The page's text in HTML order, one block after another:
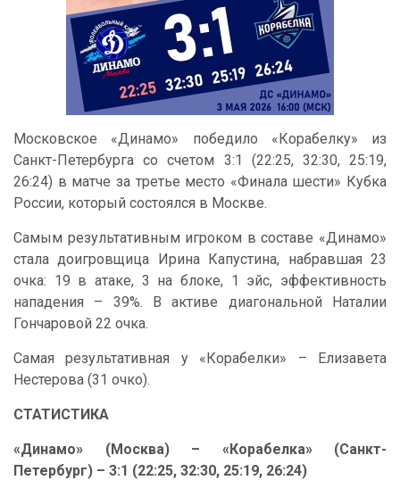
Московское «Динамо» победило «Корабелку» из
Санкт-Петербурга со счетом 3:1 (22:25, 32:30, 25:19,
26:24) в матче за третье место «Финала шести» Кубка
России, который состоялся в Москве.
Самым результативным игроком в составе «Динамо»
стала доигровщица Ирина Капустина, набравшая 23
очка: 19 в атаке, 3 на блоке, 1 эйс, эффективность
нападения – 39%. В активе диагональной Наталии
Гончаровой 22 очка.
Самая результативная у «Корабелки» – Елизавета
Нестерова (31 очко).
СТАТИСТИКА
«Динамо» (Москва) – «Корабелка» (Санкт-
Петербург) – 3:1 (22:25, 32:30, 25:19, 26:24)